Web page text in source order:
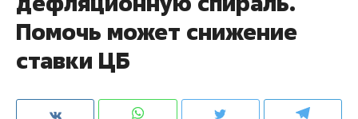
Помочь может снижение
ставки ЦБ